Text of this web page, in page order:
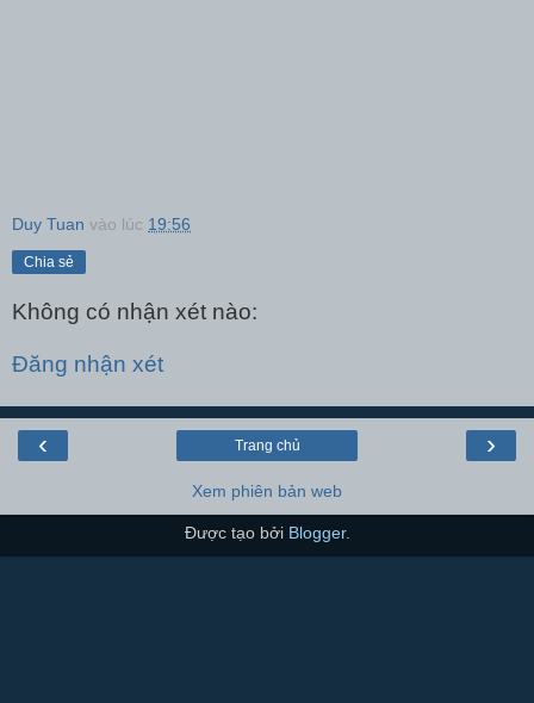
Duy Tuan vào lúc 19:56
Chia sẻ
Không có nhận xét nào:
Đăng nhận xét
‹ ›
Trang chủ
Xem phiên bản web
Được tạo bởi Blogger.